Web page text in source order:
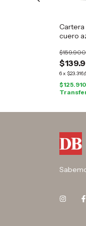
Cartera
cuero
$159.900
6x
$125.910